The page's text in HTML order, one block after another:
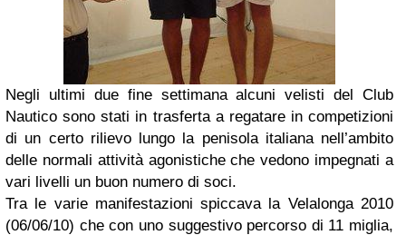
Negli ultimi due fine settimana alcuni velisti del Club
Nautico sono stati in trasferta a regatare in competizioni
di un certo rilievo lungo la penisola italiana nell’ambito
delle normali attività agonistiche che vedono impegnati a
vari livelli un buon numero di soci.
Tra le varie manifestazioni spiccava la Velalonga 2010
(06/06/10) che con uno suggestivo percorso di 11 miglia,